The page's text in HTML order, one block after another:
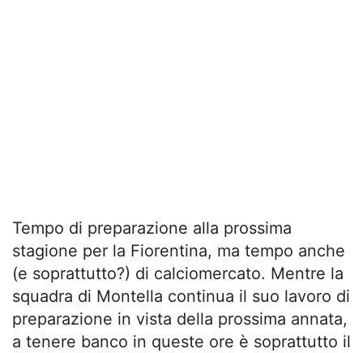
Tempo di preparazione alla prossima
stagione per la Fiorentina, ma tempo anche
(e soprattutto?) di calciomercato. Mentre la
squadra di Montella continua il suo lavoro di
preparazione in vista della prossima annata,
a tenere banco in queste ore è soprattutto il